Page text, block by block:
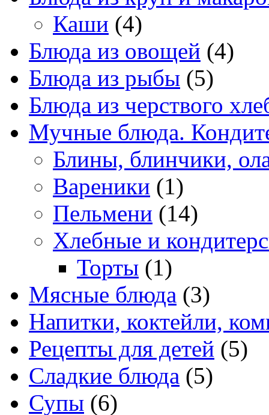
Каши (4)
Блюда из овощей (4)
Блюда из рыбы (5)
Блюда из черствого
Мучные блюда.
Блины, блинчики,
Вареники (1)
Пельмени (14)
Хлебные и
Торты (1)
Мясные блюда (3)
Напитки, коктейли,
Рецепты для детей (5)
Сладкие блюда (5)
Супы (6)